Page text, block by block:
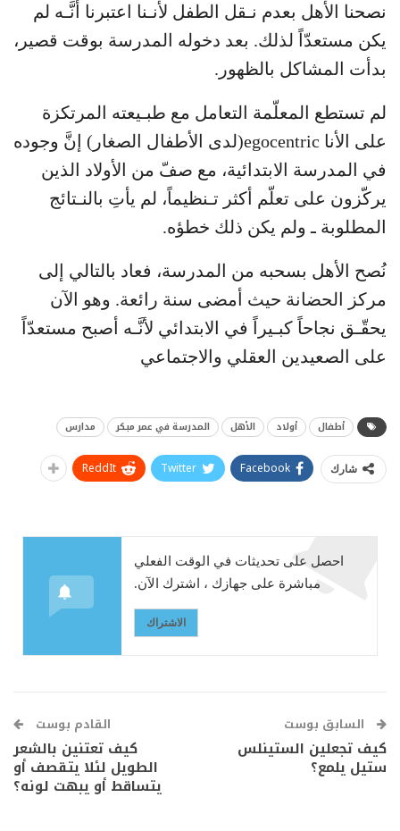
نصحنا الأهل بعدم نـقل الطفل لأنـنا اعتبرنا أنَّـه لم
يكن مستعدّاً لذلك. بعد دخوله المدرسة بوقت قصير،
بدأت المشاكل بالظهور.
لم تستطع المعلّمة التعامل مع طبـيعته المرتكزة
على الأنا egocentric(لدى الأطفال الصغار) إنَّ وجوده
في المدرسة الابتدائية، مع صفّ من الأولاد الذين
يركّزون على تعلّم أكثر تـنظيماً، لم يأتِ بالنـتائج
المطلوبة ـ ولم يكن ذلك خطؤه.
نُصح الأهل بسحبه من المدرسة، فعاد بالتالي إلى
مركز الحضانة حيث أمضى سنة رائعة. وهو الآن
يحقّـق نجاحاً كبـيراً في الابتدائي لأنَّـه أصبح مستعدّاً
على الصعيدين العقلي والاجتماعي
أطفال أولاد الأهل المدرسة في عمر مبكر مدارس
شارك Facebook
Twitter
ReddIt
احصل على تحديثات في الوقت الفعلي
مباشرة على جهازك ، اشترك الآن.
الاشتراك
السابق بوست
كيف تجعلين الستينلس
ستيل يلمع؟
القادم بوست
كيف تعتنين بالشعر
الطويل لئلا يتقصف أو
يتساقط أو يبهت لونه؟